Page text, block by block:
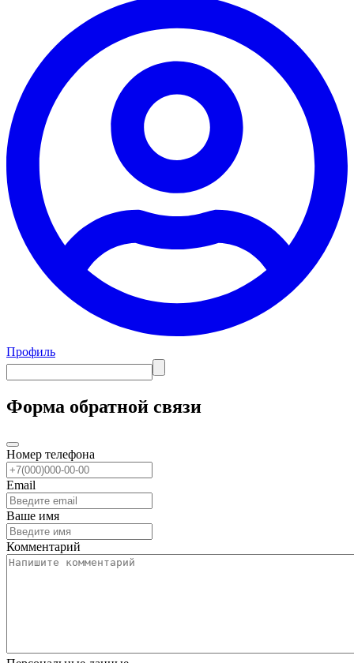
Профиль
Форма обратной связи
Номер телефона
Email
Ваше имя
Комментарий